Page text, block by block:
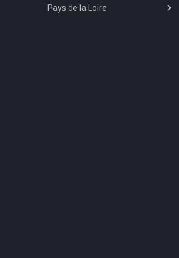
Gaz à effet de serre
Pays de la Loire